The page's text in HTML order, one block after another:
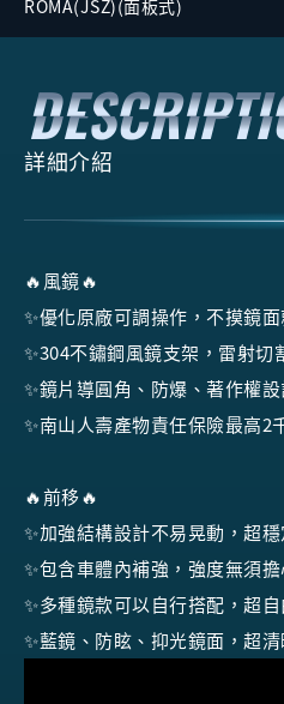
ROMA(JSZ)(面板式)
詳細介紹
🔥風鏡🔥
✨優化原廠可調操作，不摸鏡面
✨304不鏽鋼風鏡支架，雷射切
✨鏡片導圓角、防爆、著作權設
✨南山人壽產物責任保險最高2
🔥前移🔥
✨加強結構設計不易晃動，超穩
✨包含車體內補強，強度無須擔
✨多種鏡款可以自行搭配，超自
✨藍鏡、防眩、抑光鏡面，超清